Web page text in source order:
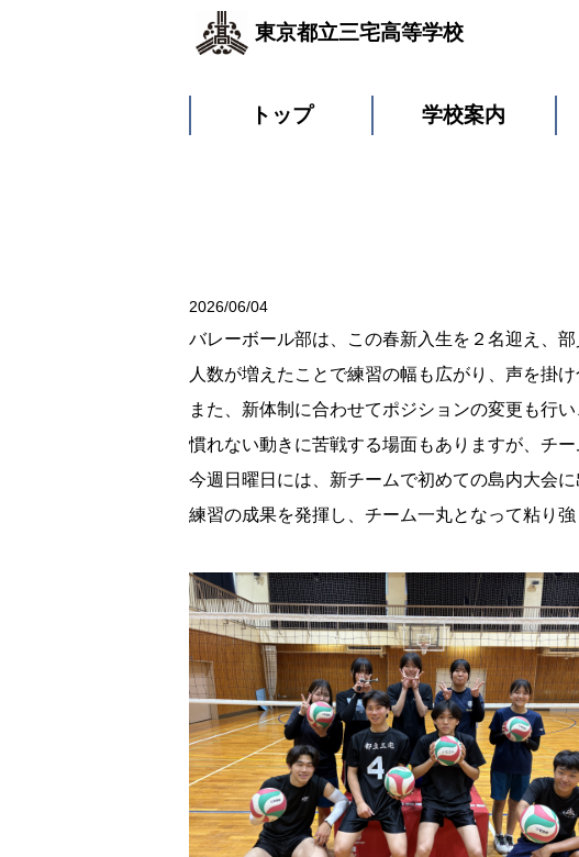
東京都立三宅高等学校
トップ 学校案内
2026/06/04
バレーボール部は、この春新入生を２名迎え、
人数が増えたことで練習の幅も広がり、声を掛
また、新体制に合わせてポジションの変更も行
慣れない動きに苦戦する場面もありますが、チ
今週日曜日には、新チームで初めての島内大会に
練習の成果を発揮し、チーム一丸となって粘り